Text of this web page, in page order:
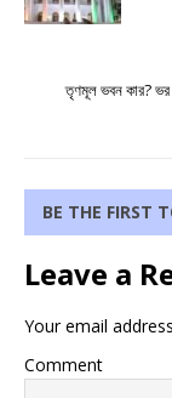
তৃণমূল ভবন কার? ভর
BE THE FIRST
Leave a
Your email
Comment